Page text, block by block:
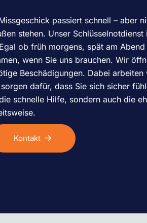
passiert schnell – aber
stehen. Unser
ob früh morgens, spät am
wenn Sie uns brauchen. Wir
Beschädigungen. Dabei
dafür, dass Sie sich sicher
schnelle Hilfe, sondern auch die
Kontakt